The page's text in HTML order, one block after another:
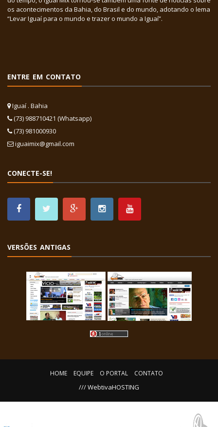
os acontecimentos da Bahia, do Brasil e do mundo, adotando o lema
“Levar Iguaí para o mundo e trazer o mundo a Iguaí”.
ENTRE EM CONTATO
Iguaí . Bahia
(73) 988710421 (Whatsapp)
(73) 981000930
iguaimix@gmail.com
CONECTE-SE!
VERSÕES ANTIGAS
HOME EQUIPE O PORTAL CONTATO
/// WebtivaHOSTING